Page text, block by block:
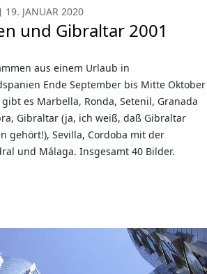
19. JANUAR 2020
und Gibraltar 2001
aus einem Urlaub in
Ende September bis Mitte Oktober
gibt es Marbella, Ronda, Setenil, Granada
Gibraltar (ja, ich weiß, daß Gibraltar
gehört!), Sevilla, Cordoba mit der
und Málaga. Insgesamt 40 Bilder.